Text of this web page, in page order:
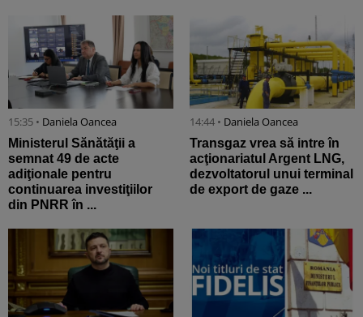
15:35 • Daniela Oancea
Ministerul Sănătăţii a
semnat 49 de acte
adiţionale pentru
continuarea investiţiilor
din PNRR în ...
14:44 • Daniela Oancea
Transgaz vrea să intre în
acţionariatul Argent LNG,
dezvoltatorul unui terminal
de export de gaze ...